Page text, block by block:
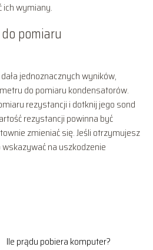
ich wymiany.
pomiaru
jednoznacznych wyników,
do pomiaru kondensatorów.
rezystancji i dotknij jego sond
rezystancji powinna być
zmieniać się. Jeśli otrzymujesz
na uszkodzenie
Ile prądu pobiera komputer?